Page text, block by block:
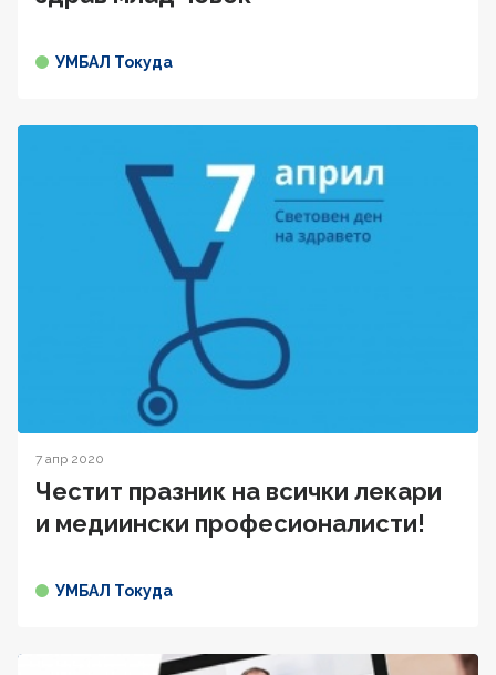
УМБАЛ Токуда
7 апр 2020
Честит празник на всички лекари
и медиински професионалисти!
УМБАЛ Токуда